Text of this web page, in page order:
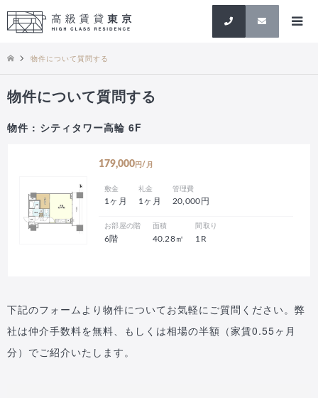
検索
物件について質問する
物件について質問する
物件 : シティタワー高輪 6F
179,000 円/月
敷金
1ヶ月
礼金
1ヶ月
管理費
20,000円
お部屋の階
6階
面積
40.28㎡
間取り
1R
下記のフォームより物件についてお気軽にご質問ください。弊
社は仲介手数料を無料、もしくは相場の半額（家賃0.55ヶ月
分）でご紹介いたします。